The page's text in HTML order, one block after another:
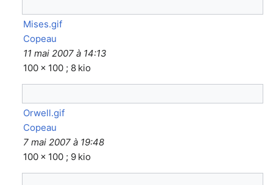
Mises.gif
Copeau
11 mai 2007 à 14:13
100 × 100 ; 8 kio
Orwell.gif
Copeau
7 mai 2007 à 19:48
100 × 100 ; 9 kio